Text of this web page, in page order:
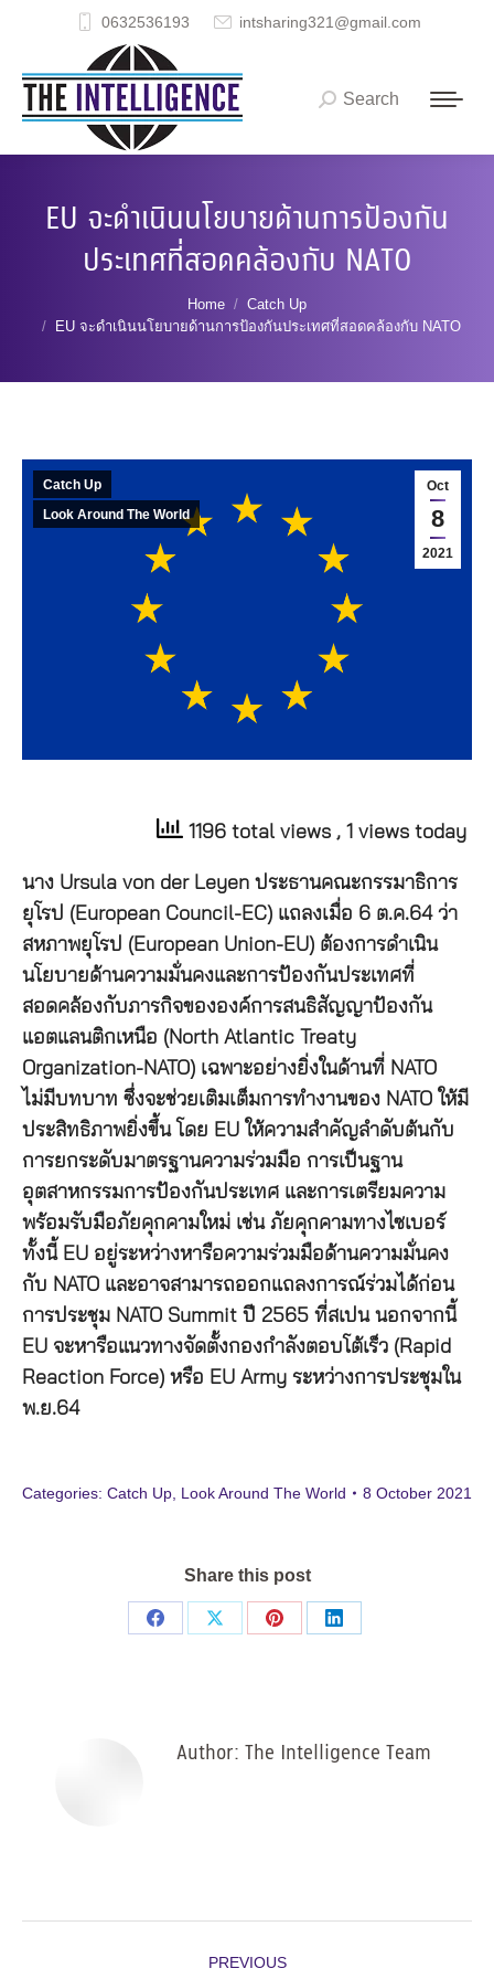
0632536193 intsharing321@gmail.com
Search:
Search
EU จะดำเนินนโยบายด้านการป้องกัน
ประเทศที่สอดคล้องกับ NATO
Home
Catch Up
EU จะดำเนินนโยบายด้านการป้องกันประเทศที่สอดคล้องกับ NATO
Oct
8
2021
Catch Up
Look Around The World
1196 total views , 1 views today
นาง Ursula von der Leyen ประธานคณะกรรมาธิการ
ยุโรป (European Council-EC) แถลงเมื่อ 6 ต.ค.64 ว่า
สหภาพยุโรป (European Union-EU) ต้องการดำเนิน
นโยบายด้านความมั่นคงและการป้องกันประเทศที่
สอดคล้องกับภารกิจขององค์การสนธิสัญญาป้องกัน
แอตแลนติกเหนือ (North Atlantic Treaty
Organization-NATO) เฉพาะอย่างยิ่งในด้านที่ NATO
ไม่มีบทบาท ซึ่งจะช่วยเติมเต็มการทำงานของ NATO ให้มี
ประสิทธิภาพยิ่งขึ้น โดย EU ให้ความสำคัญลำดับต้นกับ
การยกระดับมาตรฐานความร่วมมือ การเป็นฐาน
อุตสาหกรรมการป้องกันประเทศ และการเตรียมความ
พร้อมรับมือภัยคุกคามใหม่ เช่น ภัยคุกคามทางไซเบอร์
ทั้งนี้ EU อยู่ระหว่างหารือความร่วมมือด้านความมั่นคง
กับ NATO และอาจสามารถออกแถลงการณ์ร่วมได้ก่อน
การประชุม NATO Summit ปี 2565 ที่สเปน นอกจากนี้
EU จะหารือแนวทางจัดตั้งกองกำลังตอบโต้เร็ว (Rapid
Reaction Force) หรือ EU Army ระหว่างการประชุมใน
พ.ย.64
Categories: Catch Up Look Around The World 8 October 2021
Share this post
Share
Share
Share
Share
Author: The Intelligence Team
PREVIOUS